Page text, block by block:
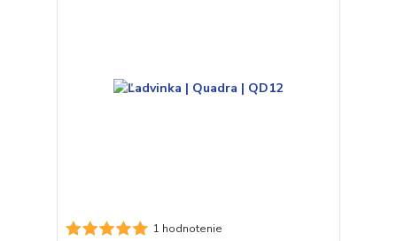
1 hodnotenie